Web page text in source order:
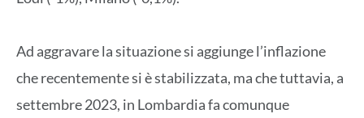
Ad aggravare la situazione si aggiunge l’inflazione
che recentemente si è stabilizzata, ma che tuttavia, a
settembre 2023, in Lombardia fa comunque